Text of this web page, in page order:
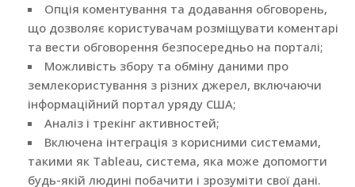
Опція коментування та додавання обговорень,
що дозволяє користувачам розміщувати коментарі
та вести обговорення безпосередньо на порталі;
Можливість збору та обміну даними про
землекористування з різних джерел, включаючи
інформаційний портал уряду США;
Аналіз і трекінг активностей;
Включена інтеграція з корисними системами,
такими як Tableau, система, яка може допомогти
будь-якій людині побачити і зрозуміти свої дані.